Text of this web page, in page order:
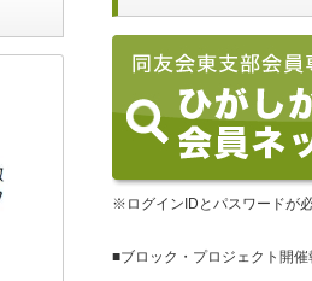
※ログインIDとパスワードが必
■ブロック・プロジェクト開催